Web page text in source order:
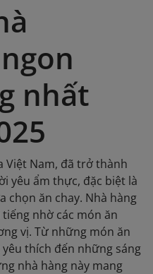
nhất
Việt Nam, đã trở thành
yêu ẩm thực, đặc biệt là
chọn ăn chay. Nhà hàng
nhờ các món ăn
vị. Từ những món ăn
thích đến những sáng
nhà hàng này mang